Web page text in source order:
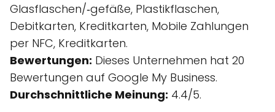
Glasflaschen/‑gefäße, Plastikflaschen,
Debitkarten, Kreditkarten, Mobile Zahlungen
per NFC, Kreditkarten.
Bewertungen: Dieses Unternehmen hat 20
Bewertungen auf Google My Business.
Durchschnittliche Meinung: 4.4/5.